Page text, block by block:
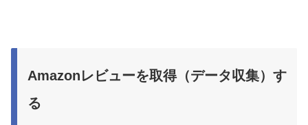
Amazonレビューを取得（データ収集）す
る